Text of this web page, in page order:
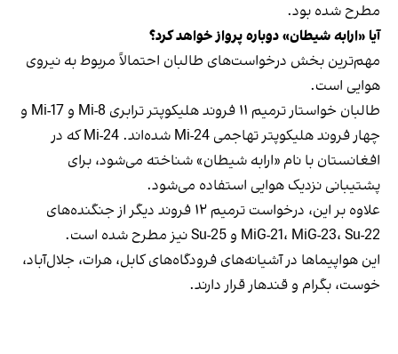
مطرح شده بود.
آیا «ارابه شیطان» دوباره پرواز خواهد کرد؟
مهم‌ترین بخش درخواست‌های طالبان احتمالاً مربوط به نیروی
هوایی است.
طالبان خواستار ترمیم ۱۱ فروند هلیکوپتر ترابری Mi-8 و Mi-17 و
چهار فروند هلیکوپتر تهاجمی Mi-24 شده‌اند. Mi-24 که در
افغانستان با نام «ارابه شیطان» شناخته می‌شود، برای
پشتیبانی نزدیک هوایی استفاده می‌شود.
علاوه بر این، درخواست ترمیم ۱۲ فروند دیگر از جنگنده‌های
MiG-21، MiG-23، Su-22 و Su-25 نیز مطرح شده است.
این هواپیماها در آشیانه‌های فرودگاه‌های کابل، هرات، جلال‌آباد،
خوست، بگرام و قندهار قرار دارند.